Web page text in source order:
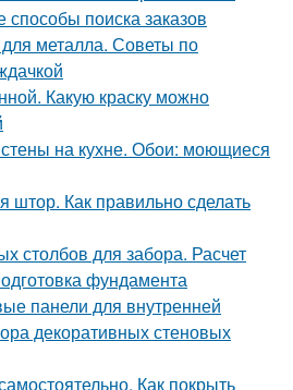
поиска заказов
металла. Советы по
Какую краску можно
на кухне. Обои: моющиеся
штор. Как правильно сделать
столбов для забора. Расчет
фундамента
панели для внутренней
декоративных стеновых
Как покрыть